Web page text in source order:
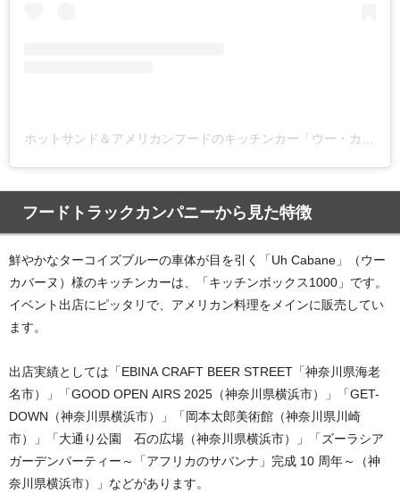
フードトラックカンパニーから見た特徴
鮮やかなターコイズブルーの車体が目を引く「Uh Cabane」（ウー
カバーヌ）様のキッチンカーは、「キッチンボックス1000」です。
イベント出店にピッタリで、アメリカン料理をメインに販売してい
ます。
出店実績としては「EBINA CRAFT BEER STREET「神奈川県海老
名市）」「GOOD OPEN AIRS 2025（神奈川県横浜市）」「GET-
DOWN（神奈川県横浜市）」「岡本太郎美術館（神奈川県川崎
市）」「大通り公園 石の広場（神奈川県横浜市）」「ズーラシア
ガーデンパーティー～「アフリカのサバンナ」完成 10 周年～（神
奈川県横浜市）」などがあります。